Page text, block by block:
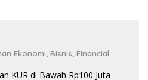
Ekonomi, Bisnis, Financial.